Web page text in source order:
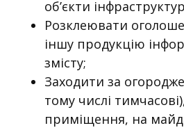
об’єкти
Розклеювати
іншу продукцію
змісту;
Заходити за
тому числі
приміщення, на